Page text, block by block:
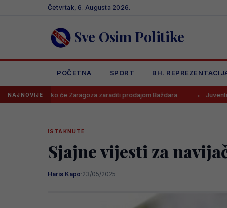
Četvrtak, 6. Augusta 2026.
Sve Osim Politike
POČETNA SPORT BH.
NAJNOVIJE
će Zaragoza zaraditi prodajom Baždara Juventus odbio ponudu
ISTAKNUTE
Sjajne vijesti za
Haris Kapo·23/05/2025